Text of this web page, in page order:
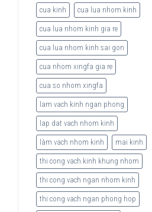
cua kinh cua lua nhom kinh
cua lua nhom kinh gia re
cua lua nhom kinh sai gon
cua nhom xingfa gia re
cua so nhom xingfa
lam vach kinh ngan phong
lap dat vach nhom kinh
làm vach nhom kinh mai kinh
thi cong vach kinh khung nhom
thi cong vach ngan nhom kinh
thi cong vach ngan phong hop